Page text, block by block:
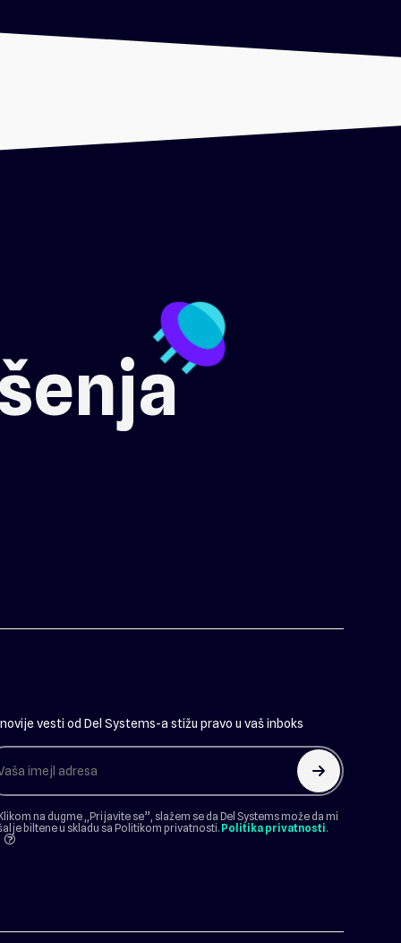
vesti od Del Systems-a stižu pravo u vaš inboks
arrow_up
na dugme ,,Prijavite se”, slažem se da Del Systems može da mi
biltene u skladu sa Politikom privatnosti. Politika privatnosti.
question